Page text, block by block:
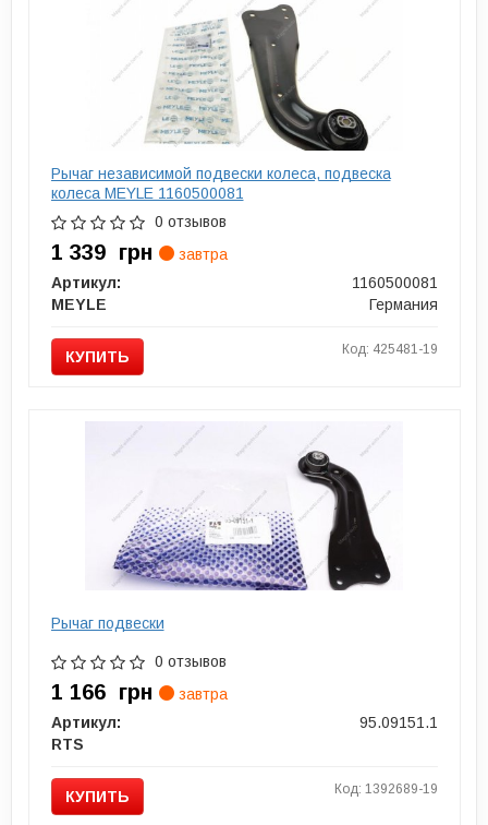
Рычаг независимой подвески колеса, подвеска
колеса MEYLE 1160500081
0 отзывов
1 339 грн
завтра
Артикул:
1160500081
MEYLE
Германия
КУПИТЬ Код: 425481-19
Рычаг подвески
0 отзывов
1 166 грн
завтра
Артикул:
95.09151.1
RTS
КУПИТЬ Код: 1392689-19